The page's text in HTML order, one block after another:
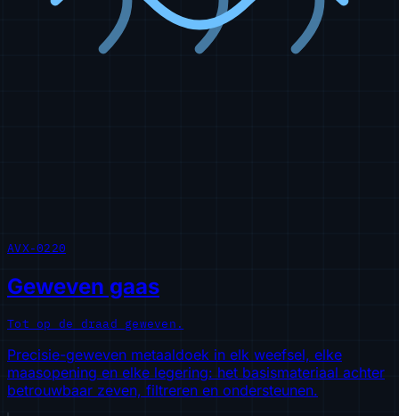
AVX-0220
Geweven gaas
Tot op de draad geweven.
Precisie-geweven metaaldoek in elk weefsel, elke
maasopening en elke legering: het basismateriaal achter
betrouwbaar zeven, filtreren en ondersteunen.